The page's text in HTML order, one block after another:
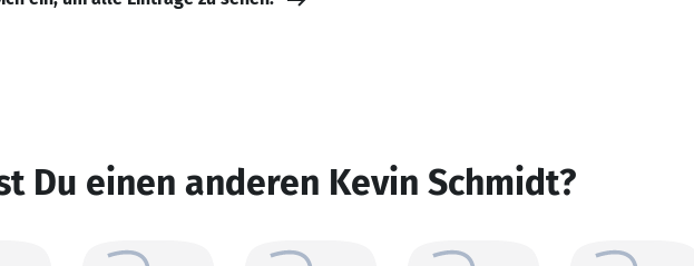
Du einen anderen Kevin Schmidt?